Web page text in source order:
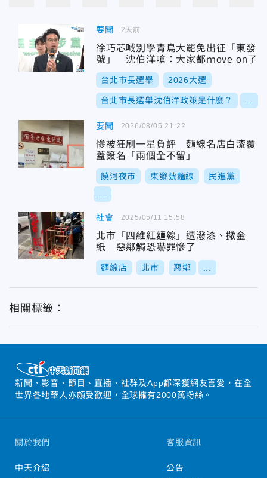
要聞
徐巧芯喊別學青鳥大罷免出征「東發
號」 沈伯洋嗆：大家都ｍove on了
台北市長選舉 2026大選
台北市長選舉沈伯洋政策是什麼？
2天前
要聞
慘被狂刷一星負評 麵線名店白漆覆
蓋簽名「兩個全不留」
饒河夜市 東發號麵線 民進黨
2026/08/05 21:22
社會
北市「四維紅麵線」遭潑漆、撒金
紙 惡鄰觸恐嚇罪慘了
麵線店 北市 惡鄰
2025/05/11 15:58
相關標籤：
新聞、影音、節目、直播、社群及App都深獲網友喜愛，在全
世界各地華人亦頗受歡迎，全球擁有2000萬粉絲。
關於我們
中天介紹
客服資訊
公告